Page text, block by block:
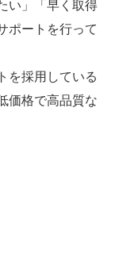
い」「早く取得
ポートを行って
を採用している
価格で高品質な